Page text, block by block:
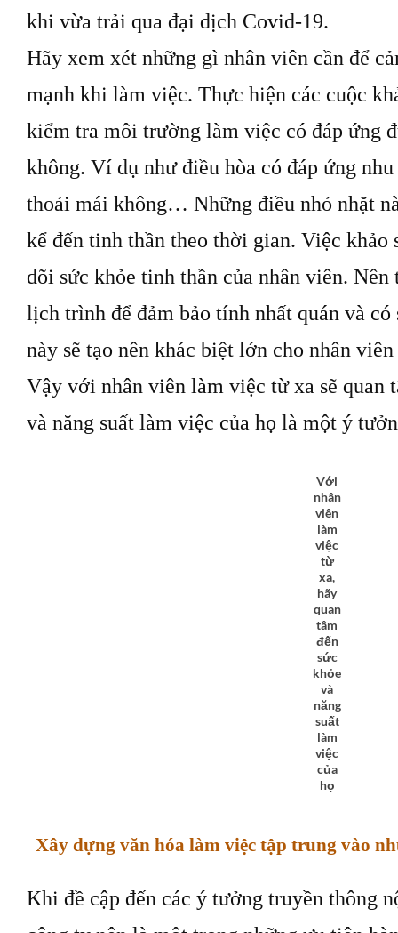
khi vừa trải qua đại dịch Covid-19.
Hãy xem xét những gì nhân viên cần để
mạnh khi làm việc. Thực hiện các cuộc
kiểm tra môi trường làm việc có đáp ứng
không. Ví dụ như điều hòa có đáp ứng
thoải mái không… Những điều nhỏ nhặt
kể đến tinh thần theo thời gian. Việc khảo
dõi sức khỏe tinh thần của nhân viên. Nên
lịch trình để đảm bảo tính nhất quán và
này sẽ tạo nên khác biệt lớn cho nhân
Vậy với nhân viên làm việc từ xa sẽ quan
và năng suất làm việc của họ là một ý
Với
nhân
viên
làm
việc
từ
xa,
hãy
quan
tâm
đến
sức
khỏe
và
năng
suất
làm
việc
của
họ
Xây dựng văn hóa làm việc tập trung vào
Khi đề cập đến các ý tưởng truyền thông